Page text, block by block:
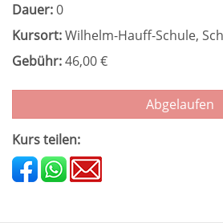
Dauer:0
Kursort:Wilhelm-Hauff-Schule,
Gebühr:46,00 €
Abgelaufen
Kurs teilen: